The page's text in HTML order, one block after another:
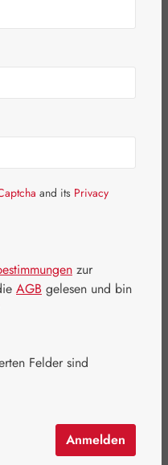
and its Privacy
zur
AGB gelesen und bin
Felder sind
Anmelden